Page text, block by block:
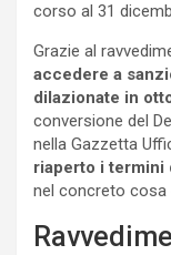
corso al 31
Grazie al
accedere a
dilazionate in
conversione del
nella Gazzetta
riaperto i termini
nel concreto cosa